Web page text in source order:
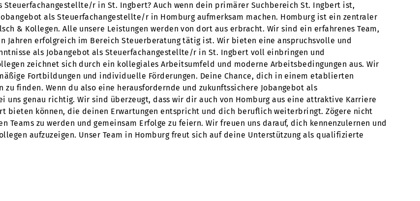
Steuerfachangestellte/r in St. Ingbert? Auch wenn dein primärer Suchbereich St. Ingbert ist,
als Steuerfachangestellte/r in Homburg aufmerksam machen. Homburg ist ein zentraler
& Kollegen. Alle unsere Leistungen werden von dort aus erbracht. Wir sind ein erfahrenes Team,
Jahren erfolgreich im Bereich Steuerberatung tätig ist. Wir bieten eine anspruchsvolle und
als Jobangebot als Steuerfachangestellte/r in St. Ingbert voll einbringen und
zeichnet sich durch ein kollegiales Arbeitsumfeld und moderne Arbeitsbedingungen aus. Wir
Fortbildungen und individuelle Förderungen. Deine Chance, dich in einem etablierten
finden. Wenn du also eine herausfordernde und zukunftssichere Jobangebot als
genau richtig. Wir sind überzeugt, dass wir dir auch von Homburg aus eine attraktive Karriere
bieten können, die deinen Erwartungen entspricht und dich beruflich weiterbringt. Zögere nicht
Teams zu werden und gemeinsam Erfolge zu feiern. Wir freuen uns darauf, dich kennenzulernen und
aufzuzeigen. Unser Team in Homburg freut sich auf deine Unterstützung als qualifizierte